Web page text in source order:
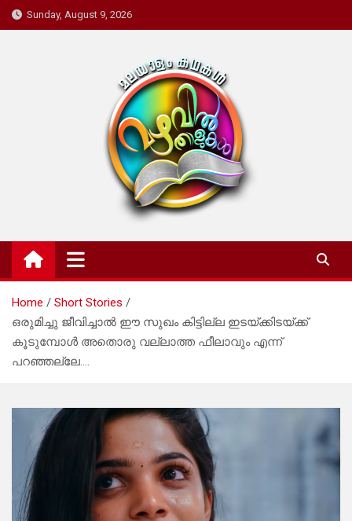
Skip
to
Sunday, August 9, 2026
Mazhavil Thalukal
Malayalam Kadhakal
Home
Short Stories
ഒരുമിച്ചു ജീവിച്ചാൽ ഈ സുഖം കിട്ടില്ല ഇടയ്ക്കിടയ്ക്ക്
കൂടുമ്പോൾ അതൊരു വല്ലാത്ത ഫീലാവും എന്ന്
പറഞ്ഞല്ലേ….